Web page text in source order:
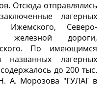
Отсюда отправлялись
лагерных
Ижемского, Северо-
железной дороги,
По имеющимся
лагерных
до 200 тыс.
А. Морозова "ГУЛАГ в